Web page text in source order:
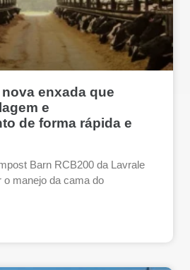
enxada que
e
de forma rápida e
Barn RCB200 da Lavrale
o manejo da cama do